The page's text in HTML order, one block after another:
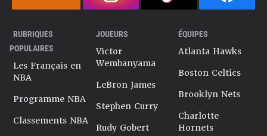
RUBRIQUES
POPULAIRES
Les Français en
NBA
Programme NBA
Classements NBA
JOUEURS
Victor
Wembanyama
LeBron James
Stephen Curry
Rudy Gobert
ÉQUIPES
Atlanta Hawks
Boston Celtics
Brooklyn Nets
Charlotte
Hornets